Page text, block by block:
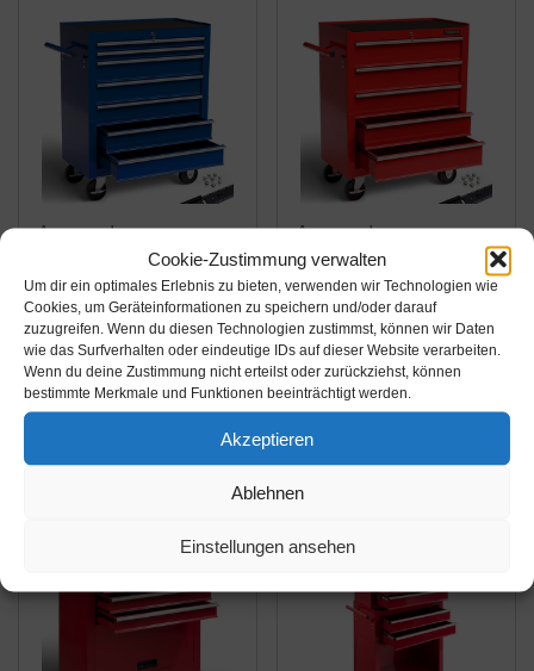
Cookie-Zustimmung verwalten
Um dir ein optimales Erlebnis zu bieten, verwenden wir Technologien wie
Cookies, um Geräteinformationen zu speichern und/oder darauf
zuzugreifen. Wenn du diesen Technologien zustimmst, können wir Daten
wie das Surfverhalten oder eindeutige IDs auf dieser Website verarbeiten.
Wenn du deine Zustimmung nicht erteilst oder zurückziehst, können
bestimmte Merkmale und Funktionen beeinträchtigt werden.
Akzeptieren
Ablehnen
Einstellungen ansehen
Amazon.de
149,90€
Arebos
Werkstattwagen 7
Fächer/zentral
abschließbar/Anti-
Rutschbeschichtung/R
äder mit
Feststellbremse/Massiv
Amazon / Ebay
Amazon.de
129,90€
Arebos
Werkstattwagen 5
Fächer/zentral
abschließbar/Anti-
Rutschbeschichtung/R
äder mit
Feststellbremse/Massiv
schwarz (rot)
Amazon / Ebay